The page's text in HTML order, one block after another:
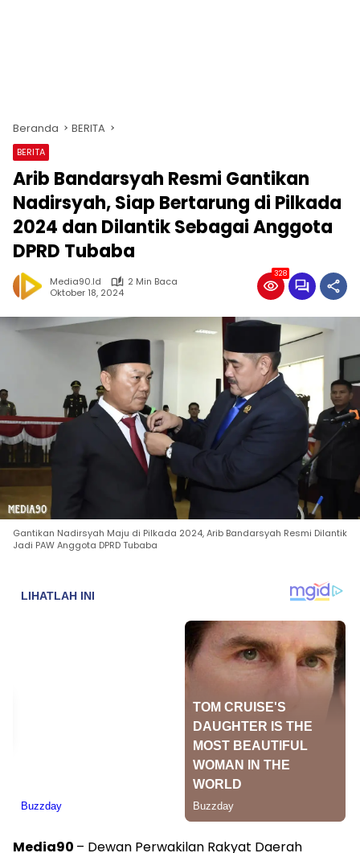
Beranda BERITA
BERITA
Arib Bandarsyah Resmi Gantikan
Nadirsyah, Siap Bertarung di Pilkada
2024 dan Dilantik Sebagai Anggota
DPRD Tubaba
Media90.id
2 Min Baca
Oktober 18, 2024
328
Gantikan Nadirsyah Maju di Pilkada 2024, Arib Bandarsyah Resmi Dilantik
Jadi PAW Anggota DPRD Tubaba
Media90 – Dewan Perwakilan Rakyat Daerah